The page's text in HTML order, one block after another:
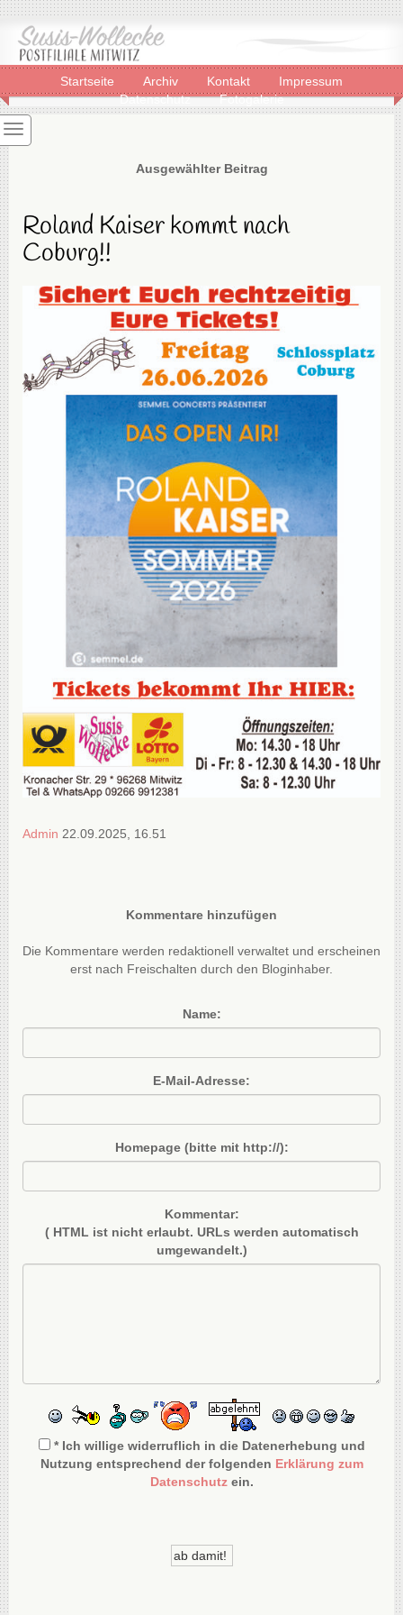
Startseite Archiv Kontakt
Impressum
Datenschutz
Fotogalerie
Ausgewählter Beitrag
Roland Kaiser kommt nach
Coburg!!
Admin 22.09.2025, 16.51
Kommentare hinzufügen
Die Kommentare werden redaktionell verwaltet und erscheinen
erst nach Freischalten durch den Bloginhaber.
Name:
E-Mail-Adresse:
Homepage (bitte mit http://):
Kommentar:
( HTML ist nichterlaubt. URLs werden automatisch
umgewandelt.)
* Ich willige widerruflich in die Datenerhebung und
Nutzung entsprechend der folgenden Erklärung zum
Datenschutzein.